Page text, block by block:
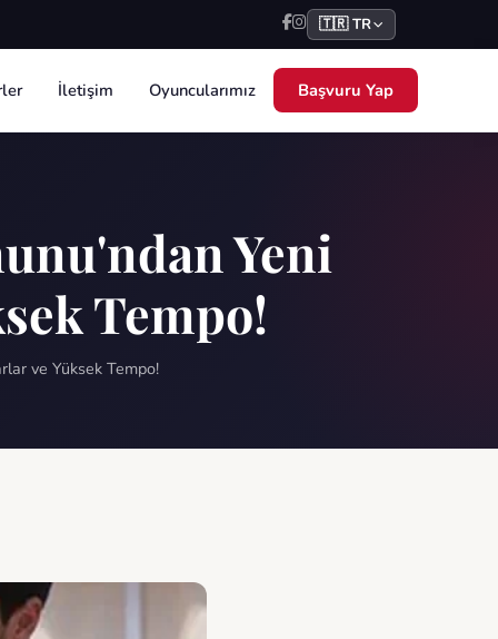
🇹🇷 TR
İletişim Oyuncularımız Başvuru Yap
Yeni
Tempo!
ve Yüksek Tempo!